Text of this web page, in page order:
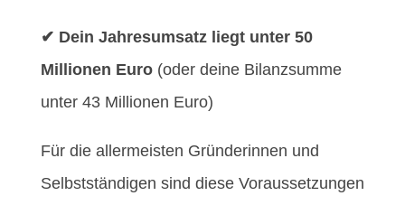
✔ Dein Jahresumsatz liegt unter 50
Millionen Euro(oder deine Bilanzsumme
unter 43 Millionen Euro)
Für die allermeisten Gründerinnen und
Selbstständigen sind diese Voraussetzungen